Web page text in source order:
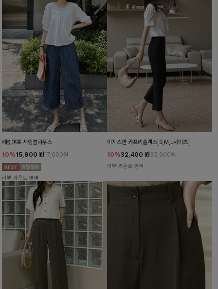
레킷퍼프 셔링블라우스
10%15,900 원17,600원
리뷰 카운트 영역
이지스판 카프리슬랙스[S,M,L사이즈]
10%32,400 원35,900원
리뷰 카운트 영역